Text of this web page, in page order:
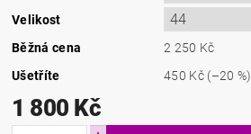
Velikost
Běžná cena
2 250 Kč
Ušetříte
450 Kč (–20 %)
1 800 Kč